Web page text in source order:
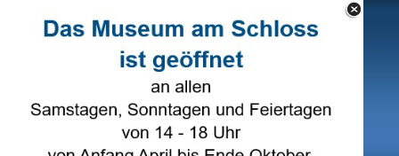
Select Language ▼
Menü überspringen